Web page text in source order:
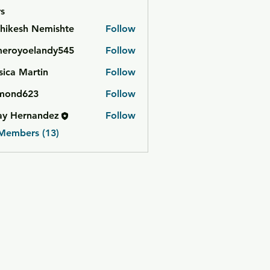
Nemishte
Follow
Follow
Martin
Follow
Follow
Hernandez
Follow
(13)